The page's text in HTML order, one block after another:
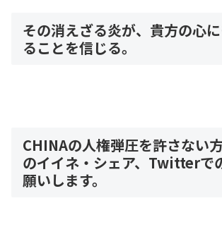
その消えざる炎が、貴方の心
ることを信じる。
CHINAの人権弾圧を許さない
のイイネ・シェア、Twitterで
願いします。